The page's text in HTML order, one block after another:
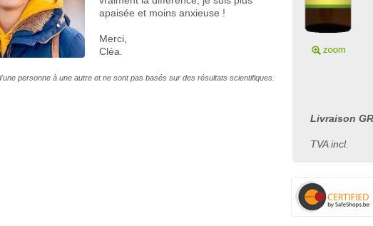
apaisée et moins anxieuse !
Merci,
Cléa.
personne à une autre et ne sont pas basés sur des résultats scientifiques.
Livraison
TVA incl.